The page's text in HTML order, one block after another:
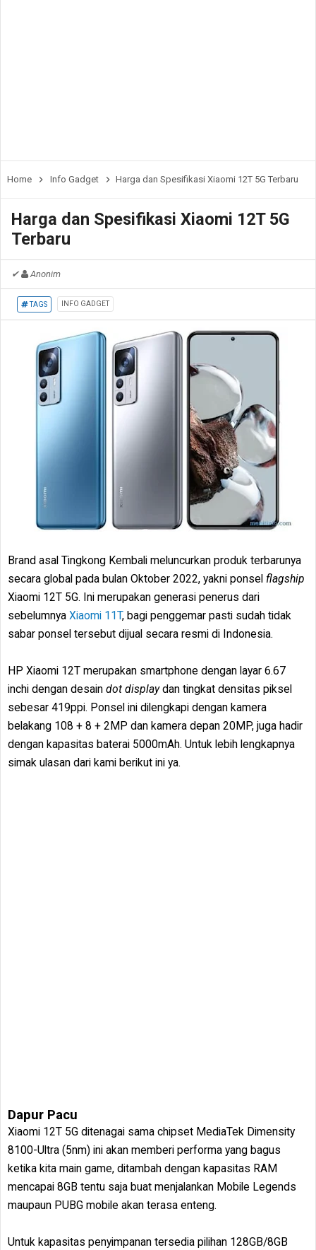
Home Info Gadget Harga dan Spesifikasi Xiaomi 12T 5G Terbaru
Harga dan Spesifikasi Xiaomi 12T 5G
Terbaru
✔ Anonim
TAGS INFO GADGET
Brand asal Tingkong Kembali meluncurkan produk terbarunya
secara global pada bulan Oktober 2022, yakni ponsel flagship
Xiaomi 12T 5G. Ini merupakan generasi penerus dari
sebelumnya Xiaomi 11T, bagi penggemar pasti sudah tidak
sabar ponsel tersebut dijual secara resmi di Indonesia.
HP Xiaomi 12T merupakan smartphone dengan layar 6.67
inchi dengan desain dot displaydan tingkat densitas piksel
sebesar 419ppi. Ponsel ini dilengkapi dengan kamera
belakang 108 + 8 + 2MP dan kamera depan 20MP, juga hadir
dengan kapasitas baterai 5000mAh. Untuk lebih lengkapnya
simak ulasan dari kami berikut ini ya.
Dapur Pacu
Xiaomi 12T 5G ditenagai sama chipset MediaTek Dimensity
8100-Ultra (5nm) ini akan memberi performa yang bagus
ketika kita main game, ditambah dengan kapasitas RAM
mencapai 8GB tentu saja buat menjalankan Mobile Legends
maupaun PUBG mobile akan terasa enteng.
Untuk kapasitas penyimpanan tersedia pilihan 128GB/8GB